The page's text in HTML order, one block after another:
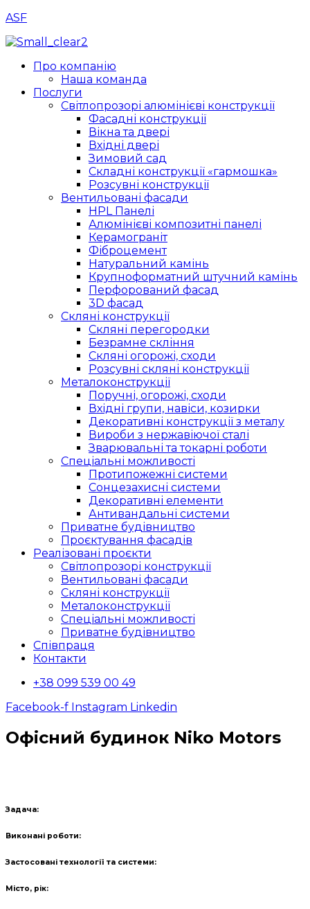
ASF
Menu
Про компанію
Наша команда
Послуги
Світлопрозорі алюмінієві конструкції
Фасадні конструкції
Вікна та двері
Вхідні двері
Зимовий сад
Складні конструкції «гармошка»
Розсувні конструкції
Вентильовані фасади
HPL Панелі
Алюмінієві композитні панелі
Керамограніт
Фіброцемент
Натуральний камінь
Крупноформатний штучний камінь
Перфорований фасад
3D фасад
Скляні конструкції
Скляні перегородки
Безрамне скління
Скляні огорожі, сходи
Розсувні скляні конструкції
Металоконструкції
Поручні, огорожі, сходи
Вхідні групи, навіси, козирки
Декоративні конструкції з металу
Вироби з нержавіючої сталі
Зварювальні та токарні роботи
Спеціальні можливості
Протипожежні системи
Сонцезахисні системи
Декоративні елементи
Антивандальні системи
Приватне будівництво
Проєктування фасадів
Реалізовані проєкти
Світлопрозорі конструкції
Вентильовані фасади
Скляні конструкції
Металоконструкції
Спеціальні можливості
Приватне будівництво
Співпраця
Контакти
+38 099 539 00 49
Facebook-f Instagram Linkedin
Офісний будинок Niko Motors
Задача:
Виконані роботи:
Застосовані технології та системи:
Місто, рік: